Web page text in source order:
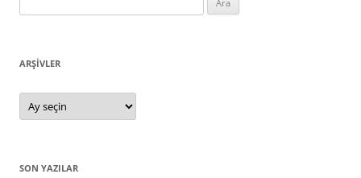
ARŞIVLER
Arşivler
SON YAZILAR